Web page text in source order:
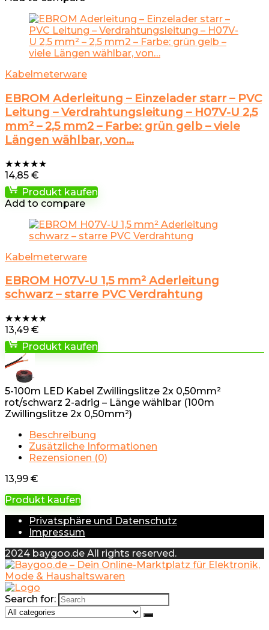
Kabelmeterware
EBROM Aderleitung – Einzelader starr – PVC
Leitung – Verdrahtungsleitung – H07V-U 2,5
mm² – 2,5 mm2 – Farbe: grün gelb – viele
Längen wählbar, von…
★★★★★
14,85 €
Produkt kaufen
Add to compare
Kabelmeterware
EBROM H07V-U 1,5 mm² Aderleitung
schwarz – starre PVC Verdrahtung
★★★★★
13,49 €
Produkt kaufen
5-100m LED Kabel Zwillingslitze 2x 0,50mm²
rot/schwarz 2-adrig – Länge wählbar (100m
Zwillingslitze 2x 0,50mm²)
Beschreibung
Zusätzliche Informationen
Rezensionen (0)
13,99 €
Produkt kaufen
Privatsphäre und Datenschutz
Impressum
2024 baygoo.de All rights reserved.
Search for: